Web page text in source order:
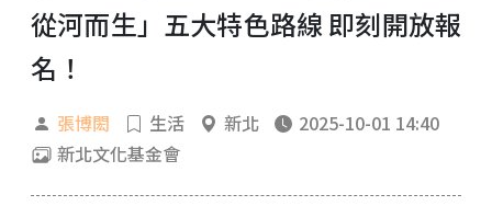
從河而生」五大特色路線 即刻開放報
名！
張博閎 生活 新北
2025-10-01 14:40
新北文化基金會